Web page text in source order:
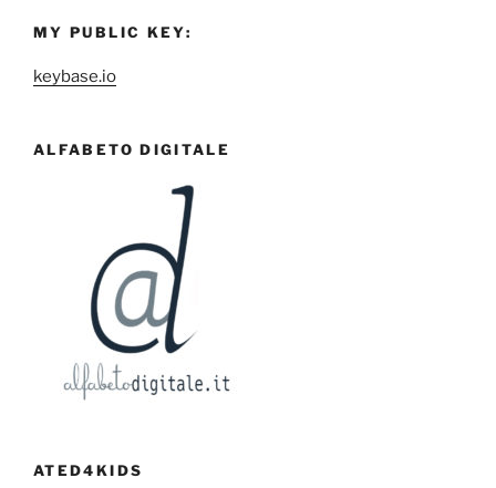
MY PUBLIC KEY:
keybase.io
ALFABETO DIGITALE
ATED4KIDS